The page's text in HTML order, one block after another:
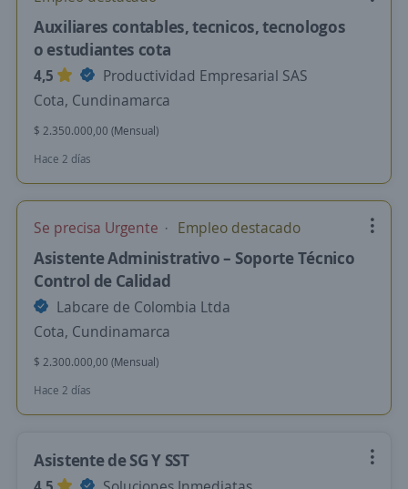
Auxiliares contables, tecnicos, tecnologos
o estudiantes cota
4,5
Productividad Empresarial SAS
Cota, Cundinamarca
$ 2.350.000,00 (Mensual)
Hace 2 días
Se precisa Urgente Empleo destacado
Asistente Administrativo – Soporte Técnico
Control de Calidad
Labcare de Colombia Ltda
Cota, Cundinamarca
$ 2.300.000,00 (Mensual)
Hace 2 días
Asistente de SG Y SST